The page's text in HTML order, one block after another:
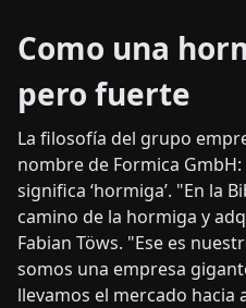
Como una
pero fuerte
La filosofía del grupo
nombre de Formica
significa ‘hormiga’. "En la
camino de la hormiga y
Fabian Töws. "Ese es
somos una empresa
llevamos el mercado hacia